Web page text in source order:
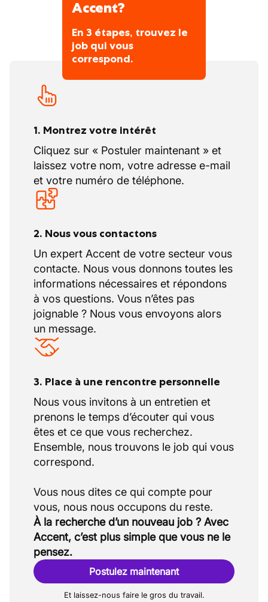
Accent?
En 3 étapes, trouvez le
job qui vous
correspond.
1. Montrez votre intérêt
Cliquez sur « Postuler maintenant » et
laissez votre nom, votre adresse e-mail
et votre numéro de téléphone.
2. Nous vous contactons
Un expert Accent de votre secteur vous
contacte. Nous vous donnons toutes les
informations nécessaires et répondons
à vos questions. Vous n’êtes pas
joignable ? Nous vous envoyons alors
un message.
3. Place à une rencontre personnelle
Nous vous invitons à un entretien et
prenons le temps d’écouter qui vous
êtes et ce que vous recherchez.
Ensemble, nous trouvons le job qui vous
correspond.
Vous nous dites ce qui compte pour
À la recherche d’un nouveau job ? Avec
Accent, c’est plus simple que vous ne le
pensez.
Postulez maintenant
Et laissez-nous faire le gros du travail.